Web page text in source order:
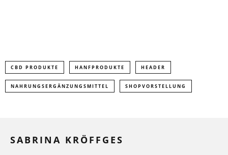
CBD PRODUKTE HANFPRODUKTE HEADER
NAHRUNGSERGÄNZUNGSMITTEL SHOPVORSTELLUNG
SABRINA KRÖFFGES